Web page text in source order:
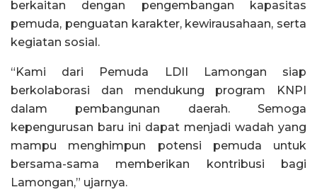
berkaitan dengan pengembangan kapasitas
pemuda, penguatan karakter, kewirausahaan, serta
kegiatan sosial.
“Kami dari Pemuda LDII Lamongan siap
berkolaborasi dan mendukung program KNPI
dalam pembangunan daerah. Semoga
kepengurusan baru ini dapat menjadi wadah yang
mampu menghimpun potensi pemuda untuk
bersama-sama memberikan kontribusi bagi
Lamongan,” ujarnya.